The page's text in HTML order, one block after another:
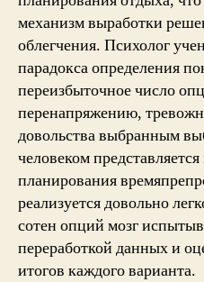
механизм выработки
облегчения. Психолог
парадокса определения
переизбыточное число
перенапряжению,
довольства выбранным
человеком
планирования
реализуется довольно
сотен опций мозг
переработкой данных и
итогов каждого варианта.